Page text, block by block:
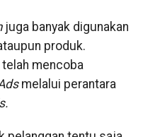
juga banyak digunakan
produk.
mencoba
melalui perantara